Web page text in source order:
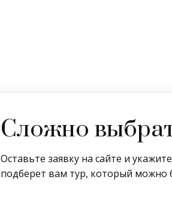
Сложно
Оставьте заявку на сайте и
подберет вам тур, который можно